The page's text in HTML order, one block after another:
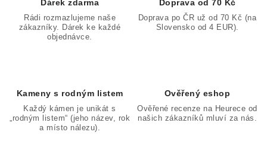
Dárek zdarma
Rádi rozmazlujeme naše
zákazníky. Dárek ke každé
objednávce.
Doprava od 70 Kč
Doprava po ČR už od 70 Kč (na
Slovensko od 4 EUR).
Kameny s rodným listem
Každý kámen je unikát s
„rodným listem“ (jeho název, rok
a místo nálezu).
Ověřený eshop
Ověřené recenze na Heurece od
našich zákazníků mluví za nás.